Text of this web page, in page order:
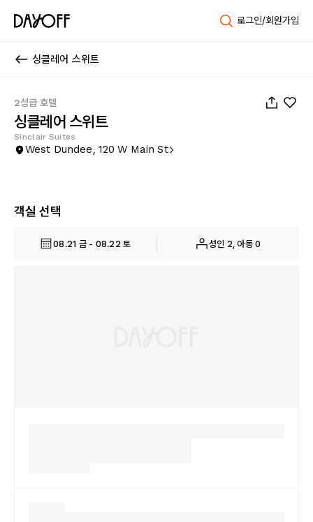
로그인/회원가입
싱클레어 스위트
2성급 호텔
싱클레어 스위트
Sinclair Suites
West Dundee, 120 W Main St
객실 선택
08.21 금 - 08.22 토 성인 2, 아동 0